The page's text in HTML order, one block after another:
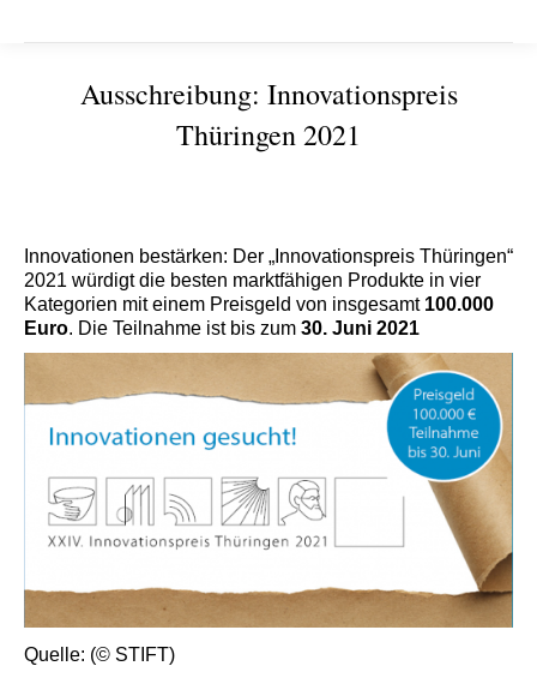
Ausschreibung: Innovationspreis
Thüringen 2021
Innovationen bestärken: Der „Innovationspreis Thüringen“
2021 würdigt die besten marktfähigen Produkte in vier
Kategorien mit einem Preisgeld von insgesamt 100.000
Euro. Die Teilnahme ist bis zum 30. Juni 2021
Quelle: (© STIFT)